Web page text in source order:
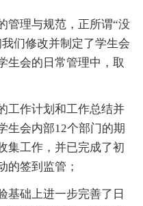
管理与规范，正所谓“没
们修改并制定了学生会
生会的日常管理中，取
工作计划和工作总结并
生会内部12个部门的期
集工作，并已完成了初
的签到监管；
基础上进一步完善了日